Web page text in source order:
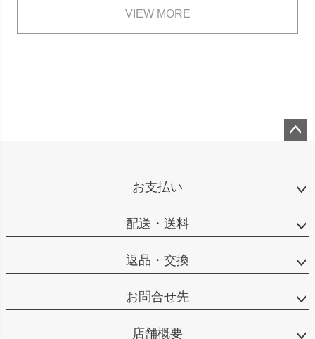
VIEW MORE
お支払い
配送・送料
返品・交換
お問合せ先
店舗概要